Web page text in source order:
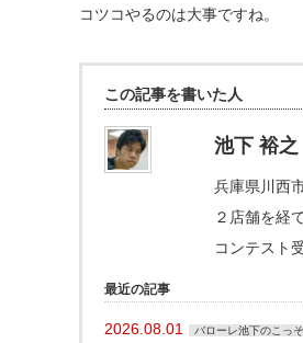
コツコやるのは大事ですね。
この記事を書いた人
池下 裕之
兵庫県川西
２店舗を経
コンテスト
最近の記事
2026.08.01 バローレ池下のこっ